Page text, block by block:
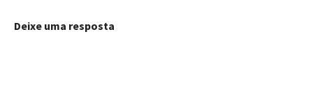
Deixe uma resposta